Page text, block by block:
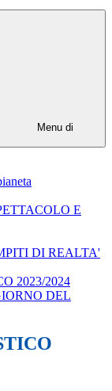
Menu di
E
DI REALTA'
2023/2024
DEL